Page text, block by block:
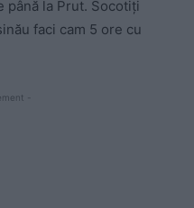
până la Prut. Socotiți
faci cam 5 ore cu
-